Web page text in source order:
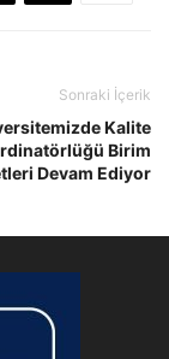
Sonraki İçerik
Kalite
Birim
Devam Ediyor